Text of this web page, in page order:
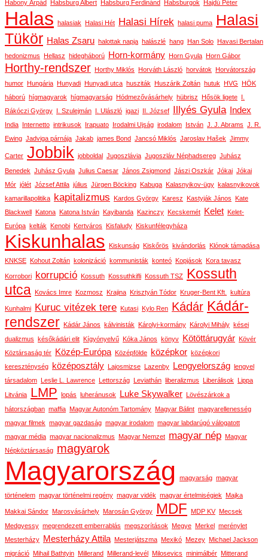
Habony Árpád Habsburg Albert Habsburg Ferdinánd Habsburgok Hajdú Péter
Halas halasiak Halasi Hét Halasi Hírek halasi puma
Halasi
Tükör Halas Zsaru halottak napja halászlé hang Han Solo Havasi Bertalan
hedonizmus Hellasz hidegháború Horn-kormány Horn Gyula Horn Gábor
Horthy-rendszer Horthy Miklós Horváth László horvátok Horvátország
humor Hungária Hunyadi Hunyadi utca husziták Huszárik Zoltán hutuk HVG HÖK
háború hígmagyarok hígmagyarság Hódmezővásárhely hübrisz Hősök ligete I.
Rákóczi György I. Szulejmán I. Ulászló igazi II. József Illyés Gyula Index
India Internetto intrikusok Irapuato Irodalmi Ujság irodalom István J. J. Abrams J. R.
Ewing Jadviga párnája Jakab james Bond Jancsó Miklós Jaroslav Hašek Jimmy
Carter Jobbik jobboldal Jugoszlávia Jugoszláv Néphadsereg Juhász
Benedek Juhász Gyula Julius Caesar János Zsigmond Jászi Oszkár Jókai Jókai
Mór jólét József Attila július Jürgen Böcking Kabuga Kalasnyikov-ügy kalasnyikovok
kamarillapolitika kapitalizmus Kardos György Karesz Kastyják János Kate
Blackwell Katona Katona István Kayibanda Kazinczy Kecskemét Kelet Kelet-
Európa kelták Kenobi Kertváros Kisfaludy Kiskunfélegyháza
Kiskunhalas Kiskunság Kiskőrös kivándorlás Klónok támadása
KNKSE Kohout Zoltán kolonizáció kommunisták konteó Kopjások Kora tavasz
Korrobori korrupció Kossuth Kossuthkifli Kossuth TSZ Kossuth
utca Kovács Imre Kozmosz Krajina Krisztyán Tódor Kruger-Bent Kft. kultúra
Kunhalmi Kuruc vitézek tere Kutasi Kylo Ren Kádár Kádár-
rendszer Kádár János kálvinisták Károlyi-kormány Károlyi Mihály kései
dualizmus későkádári elit Kígyónyelvű Kóka János könyv Kötöttárugyár Kövér
Köztársaság tér
Közép-Európa Középfölde középkor középkori
kereszténység
középosztály Lajosmizse Lazenby Lengyelország lengyel
társadalom Leslie L. Lawrence Lettország Leviathán liberalizmus Liberálisok Lippa
Litvánia LMP lopás luheránusok Luke Skywalker Lövészárkok a
hátországban maffia Magyar Autonóm Tartomány Magyar Bálint magyarellenesség
magyar filmek magyar gazdaság magyar irodalom magyar labdarúgó válogatott
magyar média magyar nacionalizmus Magyar Nemzet magyar nép Magyar
Népköztársaság magyarok
Magyarország magyarság magyar
történelem magyar történelmi regény magyar vidék magyar értelmiségiek Majka
Makkai Sándor Marosvásárhely Marosán György MDF MDP KV Mecsek
Medgyessy megrendezett emberrablás megszorítások Megye Merkel merénylet
Mesterházy
Mesterházy Attila Mesterjátszma Mexikó Mezey Michael Jackson
migráció Mihail Bathtyin Millerand Millerand-levél Milosevics minimálbér Mitterand